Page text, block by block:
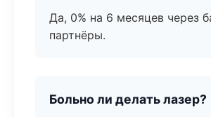
Да, 0% на 6 месяцев через
партнёры.
Больно ли делать лазер?